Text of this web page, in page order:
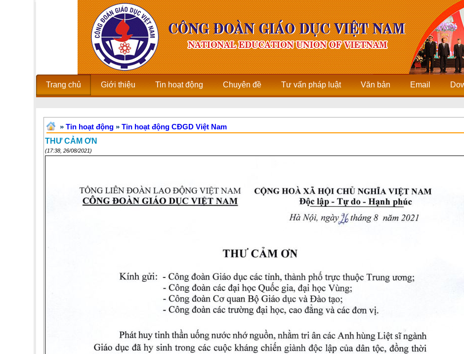
Trang chủ Giới thiệu Tin hoạt động Chuyên đề Tư vấn pháp luật Văn bản Email
» Tin hoạt động » Tin hoạt động CĐGD Việt Nam
THƯ CẢM ƠN
(17:38, 26/08/2021)